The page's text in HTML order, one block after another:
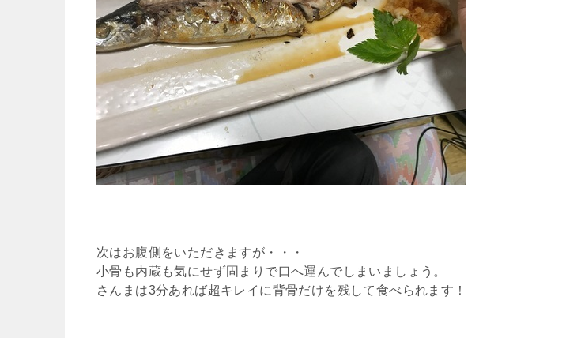
次はお腹側をいただきますが・・・
小骨も内蔵も気にせず固まりで口へ運んでしまいましょう。
さんまは3分あれば超キレイに背骨だけを残して食べられます！